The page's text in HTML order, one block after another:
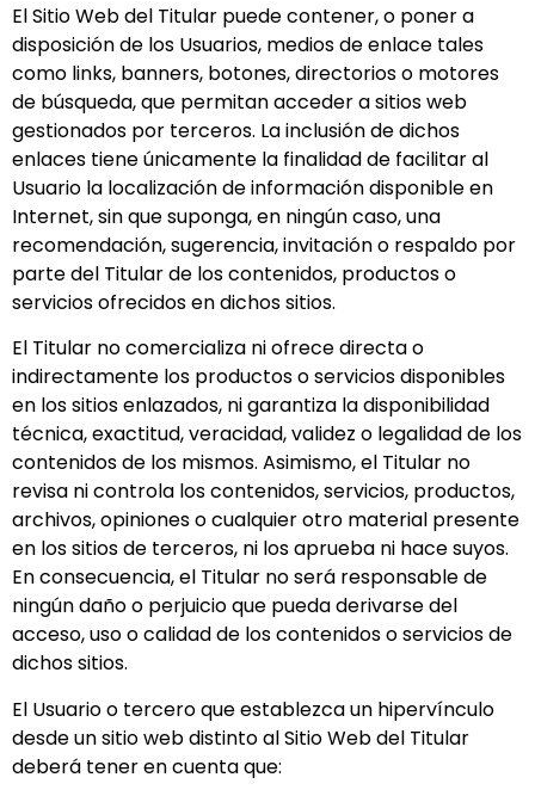
El Sitio Web del Titular puede contener, o poner a
disposición de los Usuarios, medios de enlace tales
como links, banners, botones, directorios o motores
de búsqueda, que permitan acceder a sitios web
gestionados por terceros. La inclusión de dichos
enlaces tiene únicamente la finalidad de facilitar al
Usuario la localización de información disponible en
Internet, sin que suponga, en ningún caso, una
recomendación, sugerencia, invitación o respaldo por
parte del Titular de los contenidos, productos o
servicios ofrecidos en dichos sitios.
El Titular no comercializa ni ofrece directa o
indirectamente los productos o servicios disponibles
en los sitios enlazados, ni garantiza la disponibilidad
técnica, exactitud, veracidad, validez o legalidad de los
contenidos de los mismos. Asimismo, el Titular no
revisa ni controla los contenidos, servicios, productos,
archivos, opiniones o cualquier otro material presente
en los sitios de terceros, ni los aprueba ni hace suyos.
En consecuencia, el Titular no será responsable de
ningún daño o perjuicio que pueda derivarse del
acceso, uso o calidad de los contenidos o servicios de
dichos sitios.
El Usuario o tercero que establezca un hipervínculo
desde un sitio web distinto al Sitio Web del Titular
deberá tener en cuenta que: